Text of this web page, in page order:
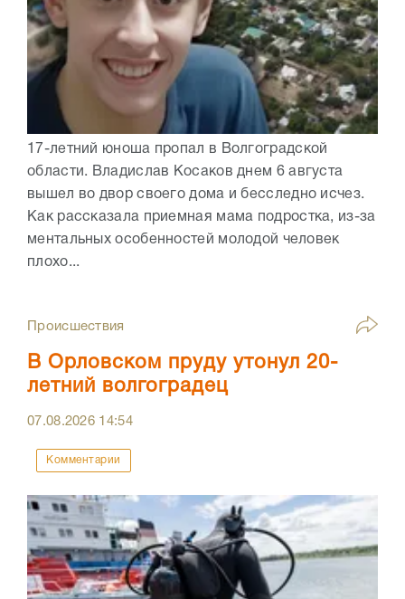
17-летний юноша пропал в Волгоградской
области. Владислав Косаков днем 6 августа
вышел во двор своего дома и бесследно исчез.
Как рассказала приемная мама подростка, из-за
ментальных особенностей молодой человек
плохо...
Происшествия
В Орловском пруду утонул 20-
летний волгоградец
07.08.2026 14:54
Комментарии